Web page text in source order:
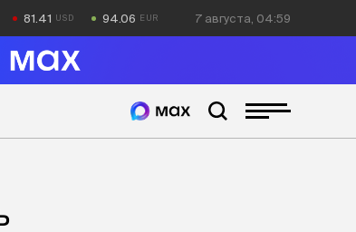
81.41 94.06 7 августа, 04:59